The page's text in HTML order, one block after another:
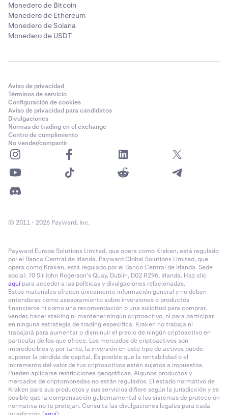
Monedero de Bitcoin
Monedero de Ethereum
Monedero de Solana
Monedero de USDT
Aviso de privacidad
Términos de servicio
Configuración de cookies
Aviso de privacidad para candidatos
Divulgaciones
Normas de trading en el exchange
Centro de cumplimiento
No vender/compartir
© 2011 - 2026 Payward, Inc.
Payward Europe Solutions Limited, que opera como Kraken, está regulado
por el Banco Central de Irlanda. Payward Global Solutions Limited, que
opera como Kraken, está regulado por el Banco Central de Irlanda. Sede
social: 70 Sir John Rogerson’s Quay, Dublin, D02 R296, Irlanda. Haz clic
aquí para acceder a las políticas y divulgaciones relacionadas.
Estos materiales ofrecen únicamente información general y no deben
entenderse como asesoramiento sobre inversiones o productos
financieros ni como una recomendación o una solicitud para comprar,
vender, hacer staking ni mantener ningún criptoactivo, ni para participar
en ninguna estrategia de trading específica. Kraken no trabaja ni
trabajará para aumentar o disminuir el precio de ningún criptoactivo en
particular de los que ofrece. Los mercados de criptoactivos son
impredecibles y, por tanto, la inversión en este tipo de activos puede
suponer la pérdida de capital. Es posible que la rentabilidad o el
incremento del valor de tus criptoactivos estén sujetos a impuestos.
Pueden aplicarse restricciones geográficas. Algunos productos y
mercados de criptomonedas no están regulados. El estado normativo de
Kraken para sus productos y sus servicios difiere según la jurisdicción y es
posible que la compensación gubernamental o los sistemas de protección
normativa no te protejan. Consulta las divulgaciones legales para cada